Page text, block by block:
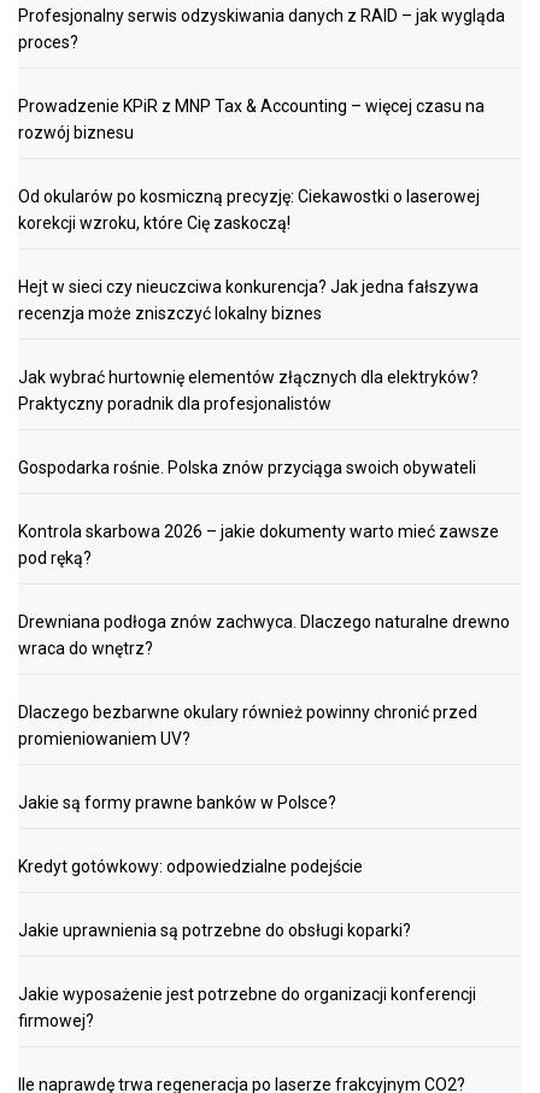
Profesjonalny serwis odzyskiwania danych z RAID – jak wygląda
proces?
Prowadzenie KPiR z MNP Tax & Accounting – więcej czasu na
rozwój biznesu
Od okularów po kosmiczną precyzję: Ciekawostki o laserowej
korekcji wzroku, które Cię zaskoczą!
Hejt w sieci czy nieuczciwa konkurencja? Jak jedna fałszywa
recenzja może zniszczyć lokalny biznes
Jak wybrać hurtownię elementów złącznych dla elektryków?
Praktyczny poradnik dla profesjonalistów
Gospodarka rośnie. Polska znów przyciąga swoich obywateli
Kontrola skarbowa 2026 – jakie dokumenty warto mieć zawsze
pod ręką?
Drewniana podłoga znów zachwyca. Dlaczego naturalne drewno
wraca do wnętrz?
Dlaczego bezbarwne okulary również powinny chronić przed
promieniowaniem UV?
Jakie są formy prawne banków w Polsce?
Kredyt gotówkowy: odpowiedzialne podejście
Jakie uprawnienia są potrzebne do obsługi koparki?
Jakie wyposażenie jest potrzebne do organizacji konferencji
firmowej?
Ile naprawdę trwa regeneracja po laserze frakcyjnym CO2?